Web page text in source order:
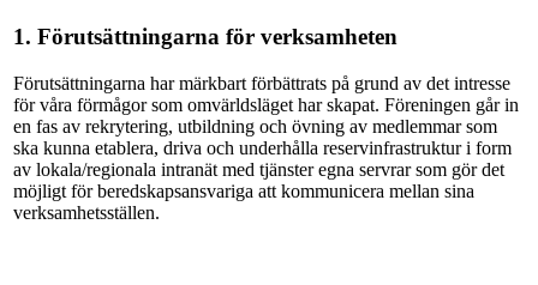
1. Förutsättningarna för verksamheten
Förutsättningarna har märkbart förbättrats på grund av det intresse
för våra förmågor som omvärldsläget har skapat. Föreningen går in
en fas av rekrytering, utbildning och övning av medlemmar som
ska kunna etablera, driva och underhålla reservinfrastruktur i form
av lokala/regionala intranät med tjänster egna servrar som gör det
möjligt för beredskapsansvariga att kommunicera mellan sina
verksamhetsställen.